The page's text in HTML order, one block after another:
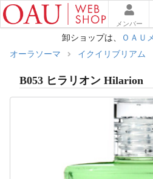
メンバー
卸ショップは、
ＯＡＵ
オーラソーマ
イクイリブリアム
B053 ヒラリオン Hilarion